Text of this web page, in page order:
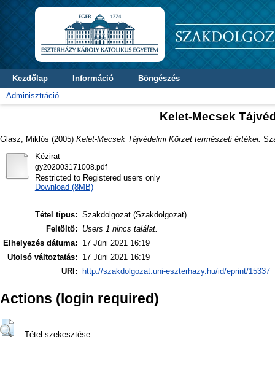
Kezdőlap Információ
Böngészés
Adminisztráció
Kelet-Mecsek
Glasz, Miklós (2005) Kelet-Mecsek Tájvédelmi Körzet természeti értékei.
Kézirat
gy202003171008.pdf
Restricted to Registered users only
Download (8MB)
Tétel típus: Szakdolgozat (Szakdolgozat)
Feltöltő:
Users 1 nincs találat.
Elhelyezés dátuma:
17 Júni 2021 16:19
Utolsó változtatás:
17 Júni 2021 16:19
URI:
http://szakdolgozat.uni-eszterhazy.hu/id/eprint/15337
Actions (login required)
Tétel szekesztése